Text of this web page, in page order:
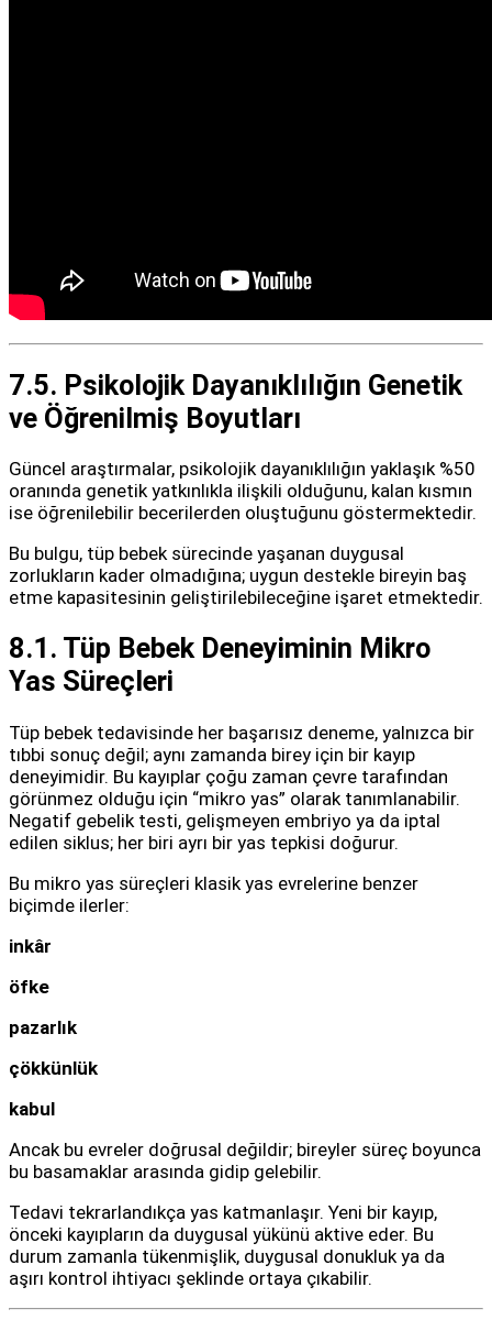
7.5. Psikolojik Dayanıklılığın Genetik
ve Öğrenilmiş Boyutları
Güncel araştırmalar, psikolojik dayanıklılığın yaklaşık %50
oranında genetik yatkınlıkla ilişkili olduğunu, kalan kısmın
ise öğrenilebilir becerilerden oluştuğunu göstermektedir.
Bu bulgu, tüp bebek sürecinde yaşanan duygusal
zorlukların kader olmadığına; uygun destekle bireyin baş
etme kapasitesinin geliştirilebileceğine işaret etmektedir.
8.1. Tüp Bebek Deneyiminin Mikro
Yas Süreçleri
Tüp bebek tedavisinde her başarısız deneme, yalnızca bir
tıbbi sonuç değil; aynı zamanda birey için bir kayıp
deneyimidir. Bu kayıplar çoğu zaman çevre tarafından
görünmez olduğu için “mikro yas” olarak tanımlanabilir.
Negatif gebelik testi, gelişmeyen embriyo ya da iptal
edilen siklus; her biri ayrı bir yas tepkisi doğurur.
Bu mikro yas süreçleri klasik yas evrelerine benzer
biçimde ilerler:
inkâr
öfke
pazarlık
çökkünlük
kabul
Ancak bu evreler doğrusal değildir; bireyler süreç boyunca
bu basamaklar arasında gidip gelebilir.
Tedavi tekrarlandıkça yas katmanlaşır. Yeni bir kayıp,
önceki kayıpların da duygusal yükünü aktive eder. Bu
durum zamanla tükenmişlik, duygusal donukluk ya da
aşırı kontrol ihtiyacı şeklinde ortaya çıkabilir.